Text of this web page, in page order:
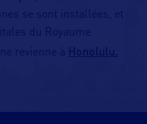
se sont installées, et
du Royaume
revienne à Honolulu.